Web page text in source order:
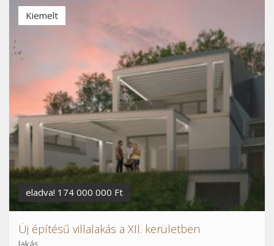
eladva! 174 000 000 Ft
Kiemelt
Új építésű villalakás a XII. kerületben